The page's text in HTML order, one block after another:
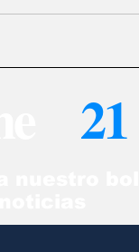
21